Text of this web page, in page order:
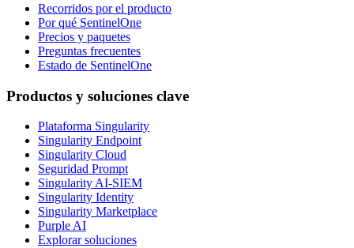
Recorridos por el producto
Por qué SentinelOne
Precios y paquetes
Preguntas frecuentes
Estado de SentinelOne
Productos y soluciones clave
Plataforma Singularity
Singularity Endpoint
Singularity Cloud
Seguridad Prompt
Singularity AI-SIEM
Singularity Identity
Singularity Marketplace
Purple AI
Explorar soluciones